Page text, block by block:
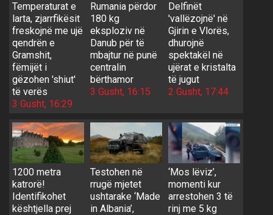
Temperaturat e
larta, zjarrfikësit
freskojnë me ujë
qendrën e
Gramshit,
fëmijët i
gëzohen 'shiut'
të verës
3 Gusht, 16:29
Rumania përdor
180 kg
eksploziv në
Danub për të
mbajtur në punë
centralin
bërthamor
3 Gusht, 16:15
Delfinët
'vallëzojnë' në
Gjirin e Vlorës,
dhurojnë
spektakël në
ujërat e kristalta
të jugut
2 Gusht, 17:44
1200 metra
katrorë!
Identifikohet
kështjella prej
Testohen në
rrugë mjetet
ushtarake ‘Made
in Albania’,
‘Mos lëviz’,
momenti kur
arrestohen 3 të
rinj me 5 kg